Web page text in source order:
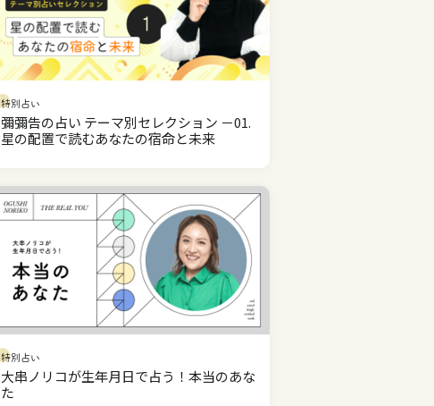
特別占い
彌彌告の占い テーマ別セレクション －01.
星の配置で読むあなたの宿命と未来
特別占い
大串ノリコが生年月日で占う！本当のあな
た